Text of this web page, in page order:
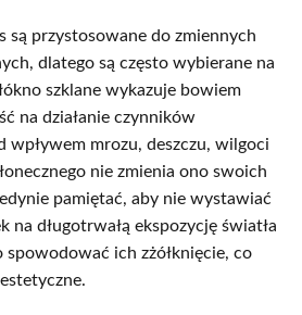
są przystosowane do zmiennych
dlatego są często wybierane na
szklane wykazuje bowiem
na działanie czynników
wpływem mrozu, deszczu, wilgoci
nie zmienia ono swoich
pamiętać, aby nie wystawiać
na długotrwałą ekspozycję światła
spowodować ich zżółknięcie, co